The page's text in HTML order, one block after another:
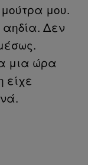
μου.
Δεν
μια ώρα
είχε